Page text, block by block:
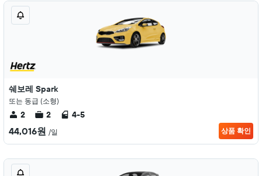
쉐보레 Spark
또는 동급 (소형)
2 2 4-5
44,016원 /일 상품 확인